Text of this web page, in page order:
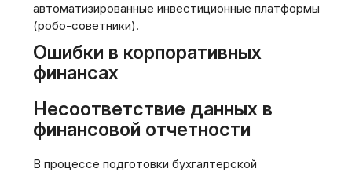
автоматизированные инвестиционные платформы
(робо-советники).
Ошибки в корпоративных
финансах
Несоответствие данных в
финансовой отчетности
В процессе подготовки бухгалтерской